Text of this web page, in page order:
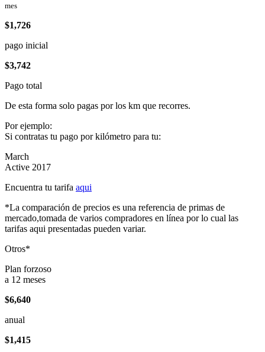
mes
$1,726
pago inicial
$3,742
Pago total
De esta forma solo pagas por los km que recorres.
Por ejemplo:
Si contratas tu pago por kilómetro para tu:
March
Active 2017
Encuentra tu tarifa aqui
*La comparación de precios es una referencia de primas de
mercado,tomada de varios compradores en línea por lo cual las
tarifas aqui presentadas pueden variar.
Otros*
Plan forzoso
a 12 meses
$6,640
anual
$1,415